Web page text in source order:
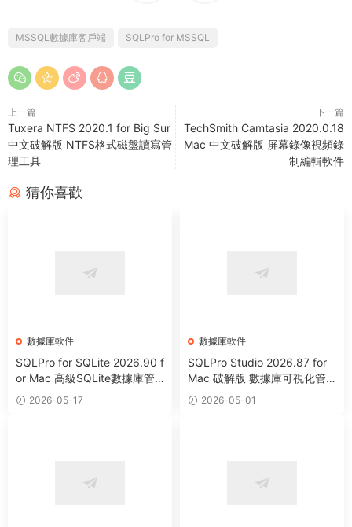
MSSQL數據庫客戶端 SQLPro for MSSQL
上一篇
Tuxera NTFS 2020.1 for Big Sur
中文破解版 NTFS格式磁盤讀寫管
理工具
下一篇
TechSmith Camtasia 2020.0.18
Mac 中文破解版 屏幕錄像視頻錄
制編輯軟件
猜你喜歡
數據庫軟件
SQLPro for SQLite 2026.90 f
or Mac 高級SQLite數據庫管
理工具
2026-05-17
數據庫軟件
SQLPro Studio 2026.87 for
Mac 破解版 數據庫可視化管
理工具
2026-05-01